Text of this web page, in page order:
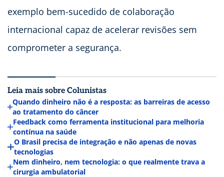
exemplo bem-sucedido de colaboração
internacional capaz de acelerar revisões sem
comprometer a segurança.
Leia mais sobre Colunistas
Quando dinheiro não é a resposta: as barreiras de acesso
ao tratamento do câncer
Feedback como ferramenta institucional para melhoria
contínua na saúde
O Brasil precisa de integração e não apenas de novas
tecnologias
Nem dinheiro, nem tecnologia: o que realmente trava a
cirurgia ambulatorial